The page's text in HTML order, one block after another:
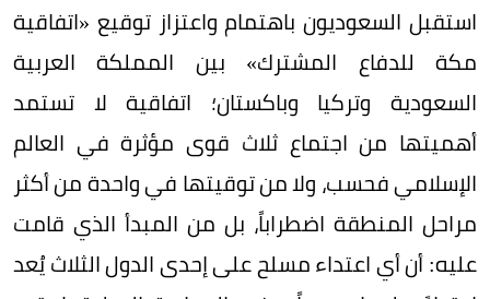
استقبل السعوديون باهتمام واعتزاز توقيع «اتفاقية
مكة للدفاع المشترك» بين المملكة العربية
السعودية وتركيا وباكستان؛ اتفاقية لا تستمد
أهميتها من اجتماع ثلاث قوى مؤثرة في العالم
الإسلامي فحسب، ولا من توقيتها في واحدة من أكثر
مراحل المنطقة اضطراباً، بل من المبدأ الذي قامت
عليه: أن أي اعتداء مسلح على إحدى الدول الثلاث يُعد